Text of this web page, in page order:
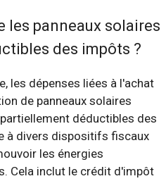
les panneaux solaires
des impôts ?
les dépenses liées à l'achat
de panneaux solaires
déductibles des
à divers dispositifs fiscaux
les énergies
Cela inclut le crédit d'impôt